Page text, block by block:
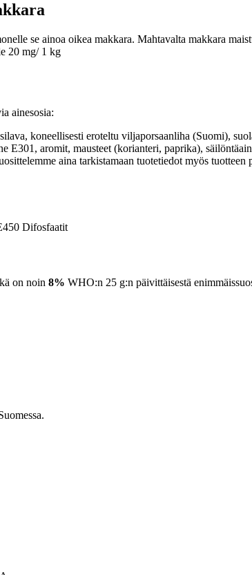
se ainoa oikea makkara. Mahtavalta makkara
20 mg/ 1 kg
ainesosia:
koneellisesti eroteltu viljaporsaanliha (Suomi),
E301, aromit, mausteet (korianteri, paprika),
aina tarkistamaan tuotetiedot myös
Difosfaatit
on noin 8% WHO:n 25 g:n päivittäisestä